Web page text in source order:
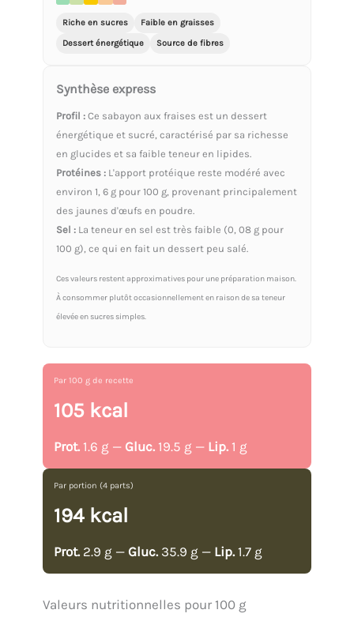
Riche en sucres
Faible en graisses
Dessert énergétique
Source de fibres
Synthèse express
Profil : Ce sabayon aux fraises est un dessert
énergétique et sucré, caractérisé par sa richesse
en glucides et sa faible teneur en lipides.
Protéines : L'apport protéique reste modéré avec
environ 1, 6 g pour 100 g, provenant principalement
des jaunes d'œufs en poudre.
Sel : La teneur en sel est très faible (0, 08 g pour
100 g), ce qui en fait un dessert peu salé.
Ces valeurs restent approximatives pour une préparation maison.
À consommer plutôt occasionnellement en raison de sa teneur
élevée en sucres simples.
Par 100 g de recette
105 kcal
Prot. 1.6 g — Gluc. 19.5 g — Lip. 1 g
Par portion (4 parts)
194 kcal
Prot. 2.9 g — Gluc. 35.9 g — Lip. 1.7 g
Valeurs nutritionnelles pour 100 g